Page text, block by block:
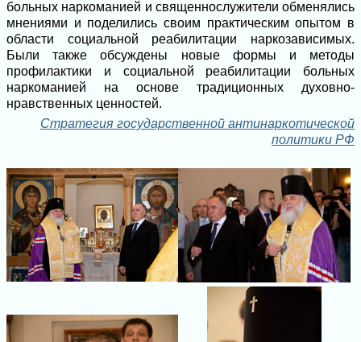
больных наркоманией и священнослужители обменялись
мнениями и поделились своим практическим опытом в
области социальной реабилитации наркозависимых.
Были также обсуждены новые формы и методы
профилактики и социальной реабилитации больных
наркоманией на основе традиционных духовно-
нравственных ценностей.
Стратегия государственной антинаркотической
политики РФ